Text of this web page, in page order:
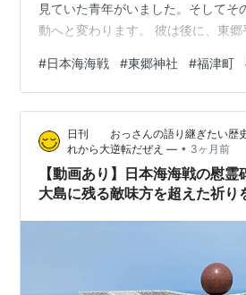
見ていた青年がいました。そしてそ
動へと変わります。 彼は後に、東郷
郷神社です。 ■ 日本海海戦で完勝
5月27日に起きた日本海海戦・・・
合艦隊がロシアのバルチック艦隊に
時、連合艦隊を率いたのが、上の図
平八郎です。 ■ 目撃者が動かした
元の青年・安倍…
#日本海海戦 #東郷神社 #福津町
日刊 おっさんの語り継ぎたい歴
れから大逆転だぜえ ― • 3ヶ月前
【動画あり】日本海海戦の慰
大島に残る敵味方を超えた祈り